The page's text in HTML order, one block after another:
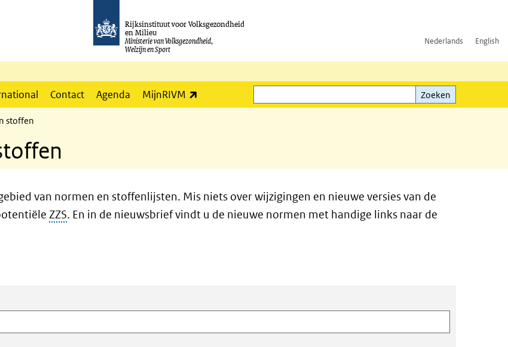
Rijksinstituut voor Volksgezondheid
en Milieu
Ministerie van Volksgezondheid,
Welzijn en Sport
Nederlands English
Contact Agenda MijnRIVM
Zoeken
Zoeken
stoffen
van normen en stoffenlijsten. Mis niets over wijzigingen en nieuwe versies van de
ZZS. En in de nieuwsbrief vindt u de nieuwe normen met handige links naar de